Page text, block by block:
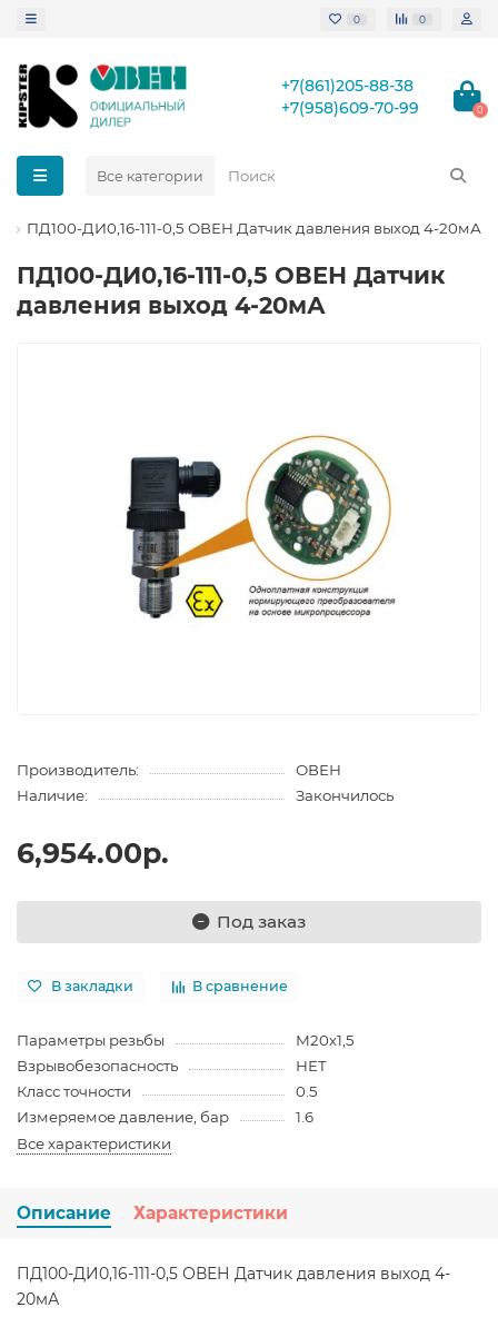
0 0
+7(861)205-88-38
+7(958)609-70-99
0
Все категории
ПД100-ДИ0,16-111-0,5 ОВЕН Датчик давления выход 4-20мА
ПД100-ДИ0,16-111-0,5 ОВЕН Датчик
давления выход 4-20мА
Производитель:
ОВЕН
Наличие:
Закончилось
6,954.00р.
Под заказ
В закладки В сравнение
Параметры резьбы
М20х1,5
Взрывобезопасность
НЕТ
Класс точности
0.5
Измеряемое давление, бар
1.6
Все характеристики
Описание Характеристики
ПД100-ДИ0,16-111-0,5 ОВЕН Датчик давления выход 4-
20мА